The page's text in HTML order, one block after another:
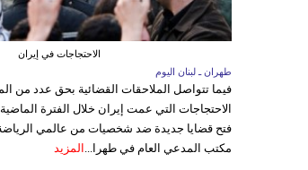
الاحتجاجات في إيران
طهران ـ لبنان اليوم
فيما تتواصل الملاحقات القضائية بحق عدد من
الاحتجاجات التي عمت إيران خلال الفترة الماضية،
فتح قضايا جديدة ضد شخصيات من عالمي الرياضة
مكتب المدعي العام في طهرا... المزيد